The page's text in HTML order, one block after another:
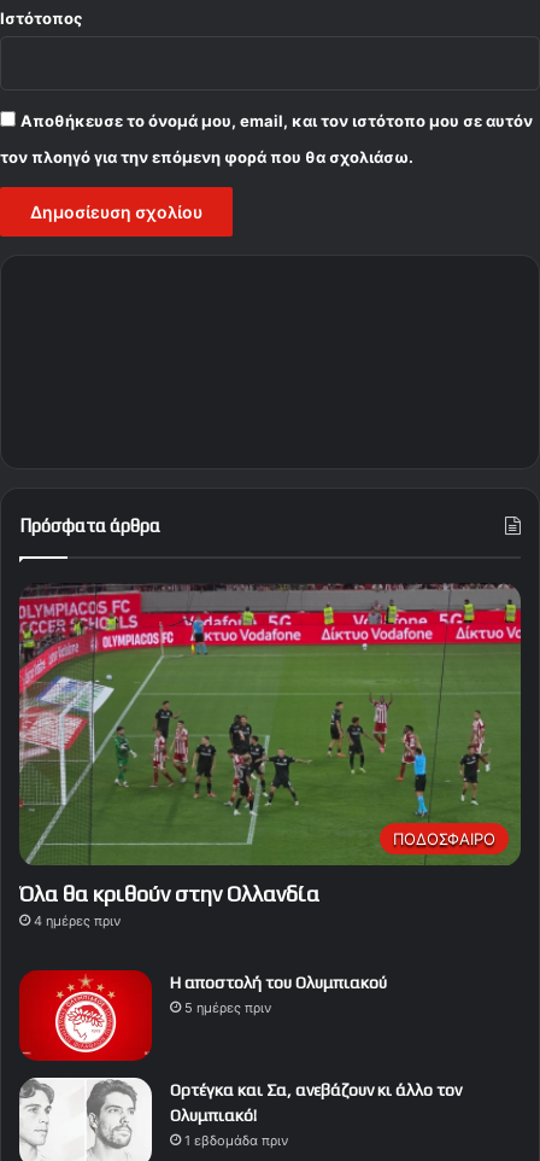
Ιστότοπος
Αποθήκευσε το όνομά μου, email, και τον ιστότοπο μου σε αυτόν
τον πλοηγό για την επόμενη φορά που θα σχολιάσω.
Πρόσφατα άρθρα
ΠΟΔΟΣΦΑΙΡΟ
Όλα θα κριθούν στην Ολλανδία
4 ημέρες πριν
Η αποστολή του Ολυμπιακού
5 ημέρες πριν
Ορτέγκα και Σα, ανεβάζουν κι άλλο τον
Ολυμπιακό!
1 εβδομάδα πριν